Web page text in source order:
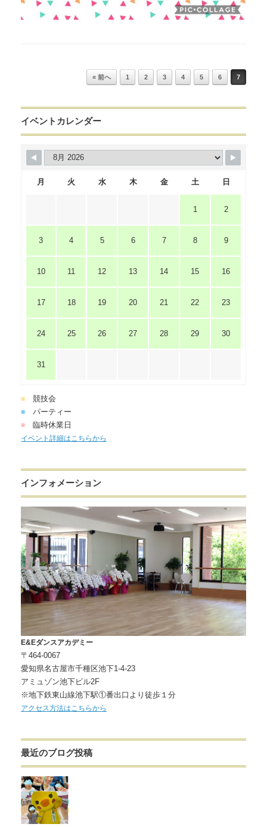
« 前へ 1 2 3 4 5 6 7
イベントカレンダー
月 火 水 木 金 土 日
1 2
3 4 5 6 7 8 9
10 11 12 13 14 15 16
17 18 19 20 21 22 23
24 25 26 27 28 29 30
31
■ 競技会
■ パーティー
■ 臨時休業日
イベント詳細はこちらから
インフォメーション
E&Eダンスアカデミー
〒464-0067
愛知県名古屋市千種区池下1-4-23
アミュゾン池下ビル2F
※地下鉄東山線池下駅①番出口より徒歩１分
アクセス方法はこちらから
最近のブログ投稿